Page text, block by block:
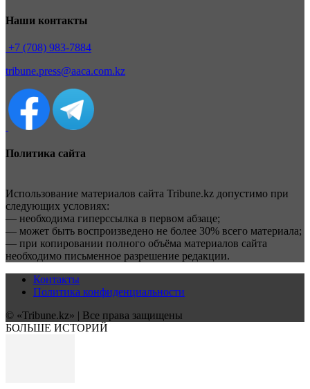
Наши контакты
+7 (708) 983-7884
tribune.press@aaca.com.kz
Политика сайта
Использование материалов сайта Tribune.kz допустимо при
следующих условиях:
— необходима гиперссылка в первом абзаце;
— может быть воспроизведено не более 30% всего материала;
— при копировании полного объёма материалов сайта
необходимо письменное разрешение редакции.
Контакты
Политика конфиденциальности
© «Tribune.kz» | Все права защищены
БОЛЬШЕ ИСТОРИЙ